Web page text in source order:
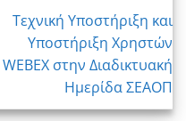
Τεχνική Υποστήριξη και
Υποστήριξη Χρηστών
WEBEX στην Διαδικτυακή
Ημερίδα ΣΕΑΟΠ